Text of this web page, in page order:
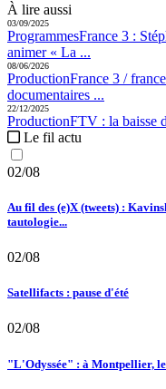
À lire aussi
03/09/2025
ProgrammesFrance 3 :
animer « La ...
08/06/2026
ProductionFrance 3 /
documentaires ...
22/12/2025
ProductionFTV : la baisse
Le fil actu
02/08
Au fil des (e)X (tweets) :
tautologie...
02/08
Satellifacts : pause d'été
02/08
"L'Odyssée" : à Montpellier, le